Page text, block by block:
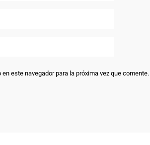
este navegador para la próxima vez que comente.